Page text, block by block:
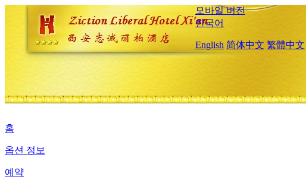
모바일 버전
한국어
English 简体中文 繁體中文
홈
옵션 정보
예약